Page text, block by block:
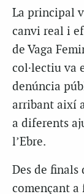
La principal
canvi real i
de Vaga
col·lectiu va
denúncia
arribant així
a diferents
l’Ebre.
Des de finals
començant a